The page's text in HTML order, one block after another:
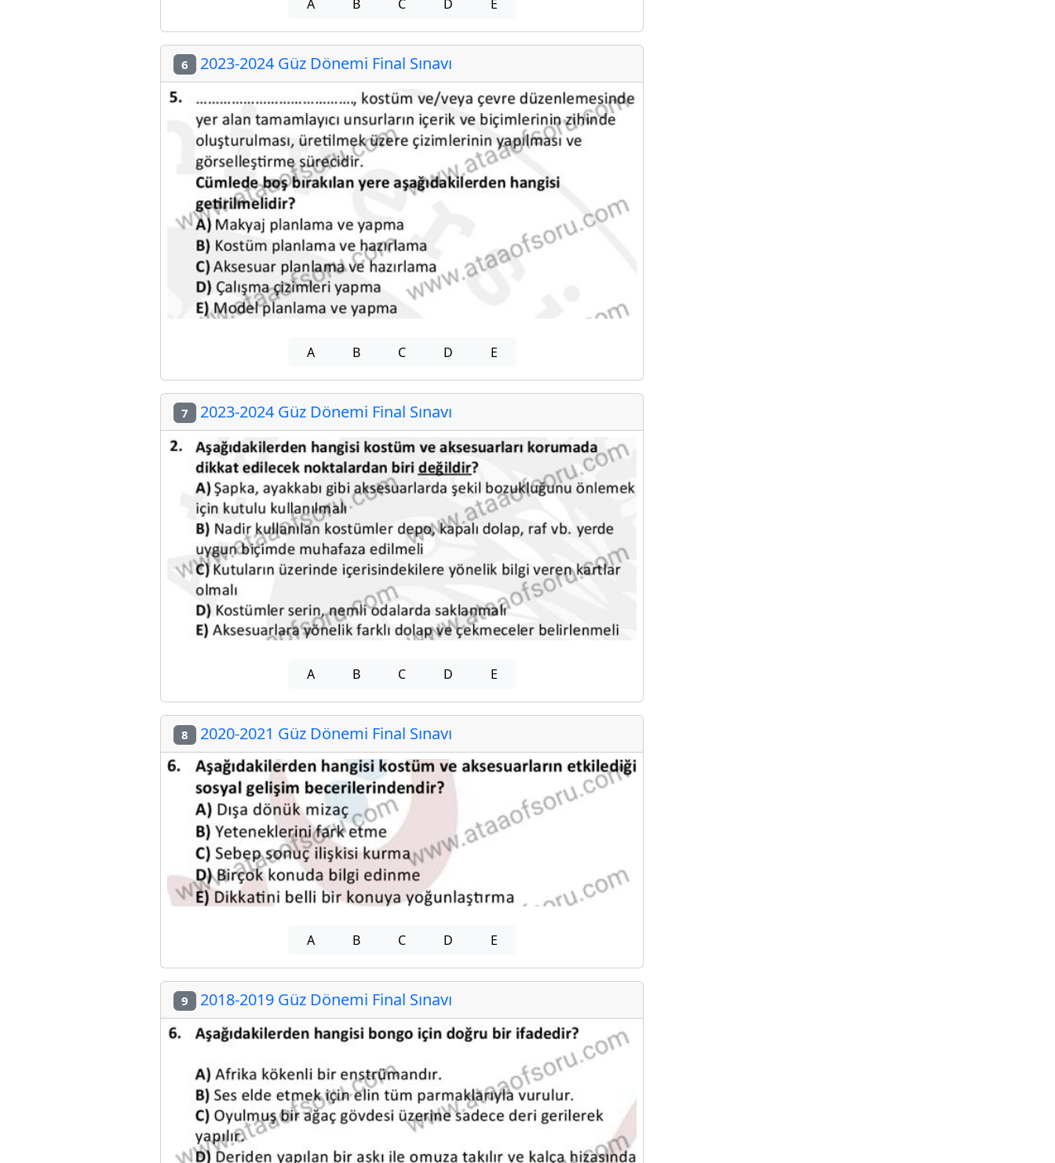
A B C D E
6 2023-2024 Güz Dönemi Final Sınavı
A B C D E
7 2023-2024 Güz Dönemi Final Sınavı
A B C D E
8 2020-2021 Güz Dönemi Final Sınavı
A B C D E
9 2018-2019 Güz Dönemi Final Sınavı